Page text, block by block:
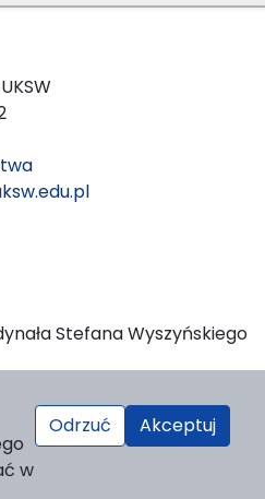
Stefana Wyszyńskiego
PKP
w
Odrzuć Akceptuj